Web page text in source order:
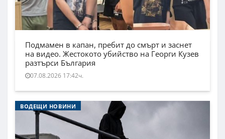
Подмамен в капан, пребит до смърт и заснет
на видео. Жестокото убийство на Георги Кузев
разтърси България
07.08.2026 17:42ч.
ВОДЕЩИ НОВИНИ